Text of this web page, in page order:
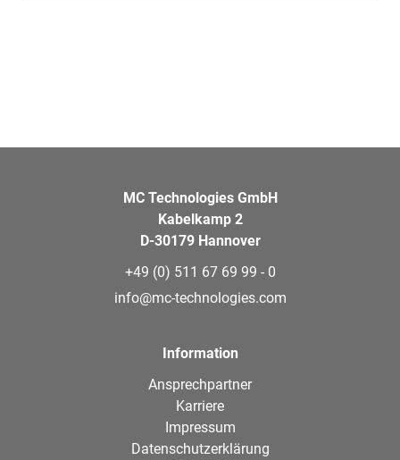
MC Technologies GmbH
Kabelkamp 2
D-30179 Hannover
+49 (0) 511 67 69 99 - 0
info@mc-technologies.com
Information
Ansprechpartner
Karriere
Impressum
Datenschutzerklärung